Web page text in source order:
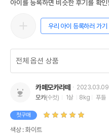
아이를 등록하면 비슷한 후기를 확
우리 아이 등록하러 가기
카페모카라떼
2023.03.09
모카(수컷) 1살 8kg 푸들
첫구매
색상 : 화이트